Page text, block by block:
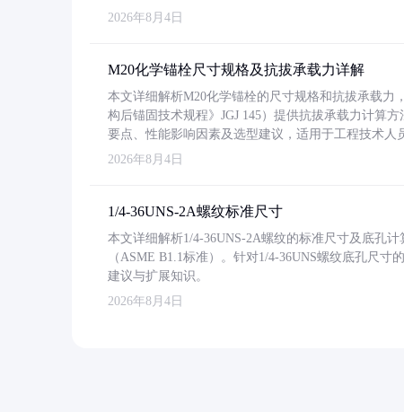
2026年8月4日
M20化学锚栓尺寸规格及抗拔承载力详解
本文详细解析M20化学锚栓的尺寸规格和抗拔承载
构后锚固技术规程》JGJ 145）提供抗拔承载力计算
要点、性能影响因素及选型建议，适用于工程技术人
2026年8月4日
1/4-36UNS-2A螺纹标准尺寸
本文详细解析1/4-36UNS-2A螺纹的标准尺寸及底孔
（ASME B1.1标准）。针对1/4-36UNS螺纹底孔尺
建议与扩展知识。
2026年8月4日